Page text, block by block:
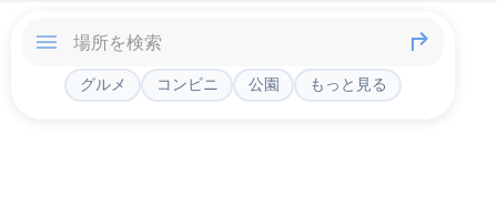
グルメ コンビニ 公園 もっと見る